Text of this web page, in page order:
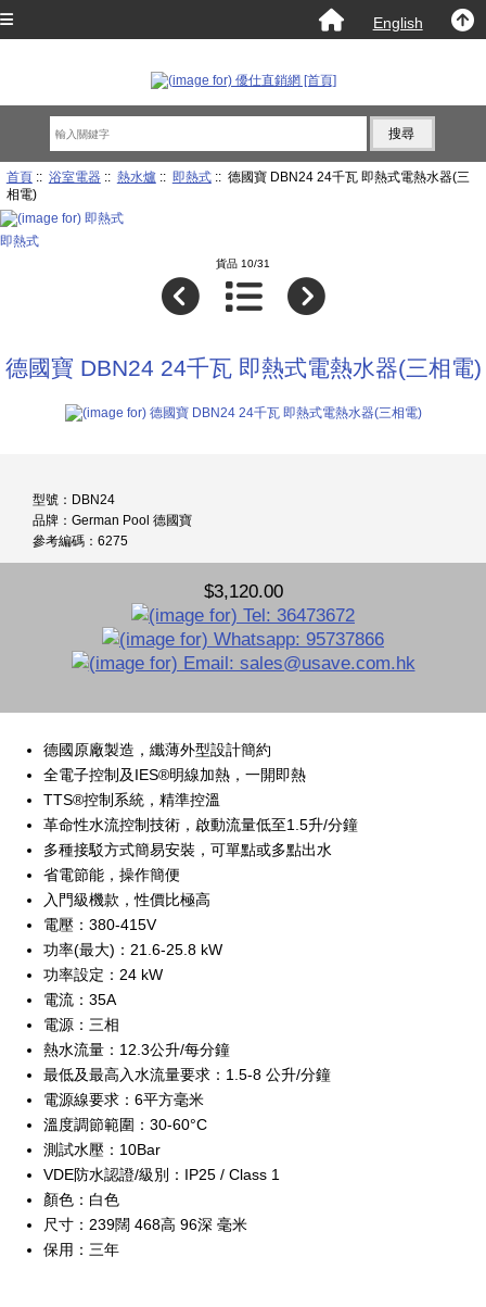
English
首頁:: 浴室電器:: 熱水爐:: 即熱式:: 德國寶 DBN24 24千瓦 即熱式電熱水器(三
相電)
即熱式
貨品 10/31
德國寶 DBN24 24千瓦 即熱式電熱水器(三相電)
型號：DBN24
品牌：German Pool 德國寶
參考編碼：6275
$3,120.00
德國原廠製造，纖薄外型設計簡約
全電子控制及IES®明線加熱，一開即熱
TTS®控制系統，精準控溫
革命性水流控制技術，啟動流量低至1.5升/分鐘
多種接駁方式簡易安裝，可單點或多點出水
省電節能，操作簡便
入門級機款，性價比極高
電壓：380-415V
功率(最大)：21.6-25.8 kW
功率設定：24 kW
電流：35A
電源：三相
熱水流量：12.3公升/每分鐘
最低及最高入水流量要求：1.5-8 公升/分鐘
電源線要求：6平方毫米
溫度調節範圍：30-60°C
測試水壓：10Bar
VDE防水認證/級別：IP25 / Class 1
顏色：白色
尺寸：239闊 468高 96深 毫米
保用：三年